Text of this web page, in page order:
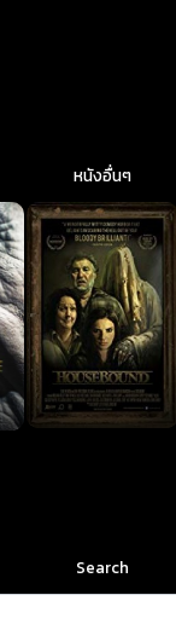
หนังอื่นๆ
Search